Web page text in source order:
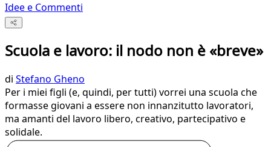
Idee e Commenti
Scuola e lavoro: il nodo non è «breve»
di Stefano Gheno
Per i miei figli (e, quindi, per tutti) vorrei una scuola che
formasse giovani a essere non innanzitutto lavoratori,
ma amanti del lavoro libero, creativo, partecipativo e
solidale.